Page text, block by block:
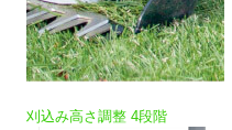
刈込み高さ調整 4段階